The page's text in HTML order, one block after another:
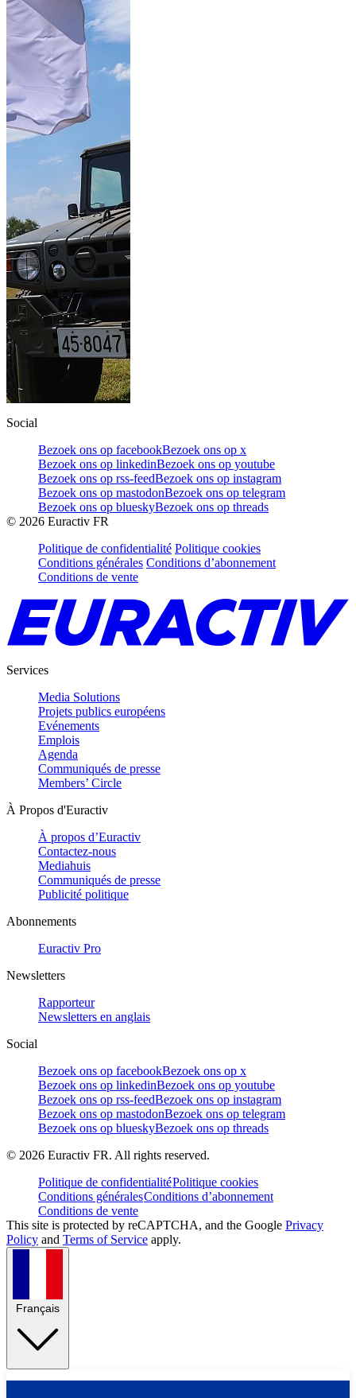
Social
Bezoek ons op facebookBezoek ons op x
Bezoek ons op linkedinBezoek ons op youtube
Bezoek ons op rss-feedBezoek ons op instagram
Bezoek ons op mastodonBezoek ons op telegram
Bezoek ons op blueskyBezoek ons op threads
© 2026 Euractiv FR
Politique de confidentialité Politique cookies
Conditions générales Conditions d’abonnement
Conditions de vente
Services
Media Solutions
Projets publics européens
Evénements
Emplois
Agenda
Communiqués de presse
Members’ Circle
À Propos d'Euractiv
À propos d’Euractiv
Contactez-nous
Mediahuis
Communiqués de presse
Publicité politique
Abonnements
Euractiv Pro
Newsletters
Rapporteur
Newsletters en anglais
Social
Bezoek ons op facebookBezoek ons op x
Bezoek ons op linkedinBezoek ons op youtube
Bezoek ons op rss-feedBezoek ons op instagram
Bezoek ons op mastodonBezoek ons op telegram
Bezoek ons op blueskyBezoek ons op threads
© 2026 Euractiv FR. All rights reserved.
Politique de confidentialitéPolitique cookies
Conditions généralesConditions d’abonnement
Conditions de vente
This site is protected by reCAPTCHA, and the Google Privacy
Policy and Terms of Service apply.
Français